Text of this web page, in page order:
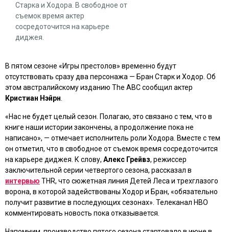
Старка и Ходора. В свободное от
съемок время актер
сосредоточится на карьере
диджея.
В пятом сезоне «Игры престолов» временно будут
отсутствовать сразу два персонажа — Бран Старк и Ходор. Об
этом австралийскому изданию The ABC сообщил актер
Кристиан Нэйрн
«Нас не будет целый сезон. Полагаю, это связано с тем, что в
книге наши истории закончены, а продолжение пока не
написано», — отмечает исполнитель роли Ходора. Вместе с тем
он отметил, что в свободное от съемок время сосредоточится
на карьере диджея. К слову, Алекс Грейвз, режиссер
заключительной серии четвертого сезона, рассказал в
интервью THR, что сюжетная линия Детей Леса и трехглазого
ворона, в которой задействованы Ходор и Бран, «обязательно
получит развитие в последующих сезонах». Телеканал HBO
комментировать новость пока отказывается.